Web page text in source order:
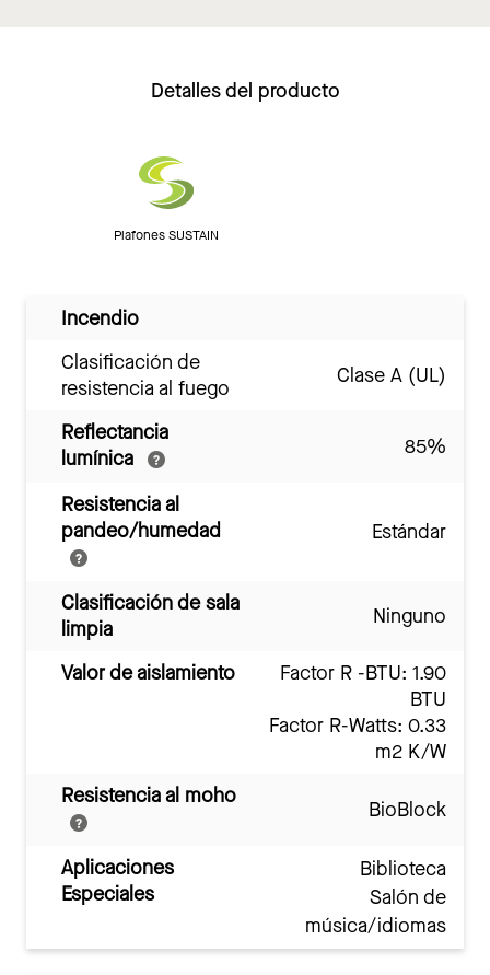
Detalles del producto
Plafones SUSTAIN
Incendio
Clasificación de
resistencia al fuego
Clase A (UL)
Reflectancia
lumínica
85%
Resistencia al
pandeo/humedad
Estándar
Clasificación de sala
limpia
Ninguno
Valor de aislamiento
Factor R -BTU: 1.90
BTU
Factor R-Watts: 0.33
m2 K/W
Resistencia al moho
BioBlock
Aplicaciones
Especiales
Biblioteca
Salón de
música/idiomas